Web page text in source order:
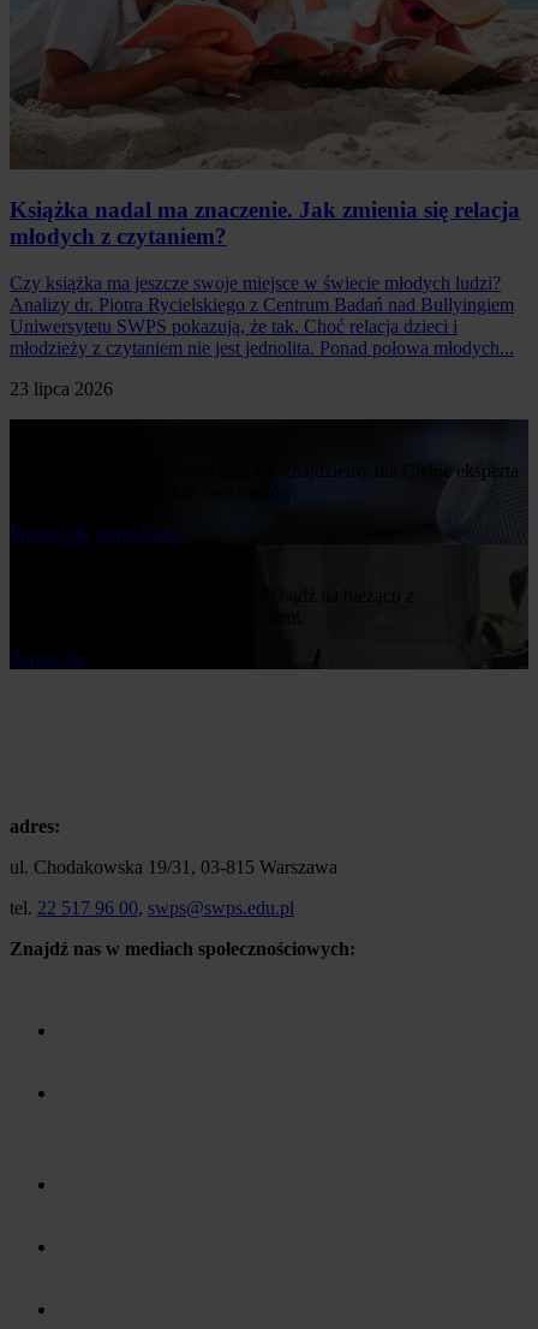
Książka nadal ma znaczenie. Jak zmienia się relacja
młodych z czytaniem?
Czy książka ma jeszcze swoje miejsce w świecie młodych ludzi?
Analizy dr. Piotra Rycielskiego z Centrum Badań nad Bullyingiem
Uniwersytetu SWPS pokazują, że tak. Choć relacja dzieci i
młodzieży z czytaniem nie jest jednolita. Ponad połowa młodych...
23 lipca 2026
Napisz nam o swoim temacie, a my znajdziemy dla Ciebie eksperta
Przejdż do formularza
Zapisz się
adres:
ul. Chodakowska 19/31, 03-815 Warszawa
tel. 22 517 96 00, swps@swps.edu.pl
Znajdź nas w mediach społecznościowych: